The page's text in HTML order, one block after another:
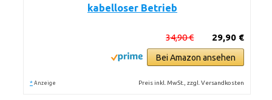
kabelloser Betrieb
29,90 €
34,90 €
Bei Amazon ansehen
* Anzeige Preis inkl. MwSt., zzgl. Versandkosten